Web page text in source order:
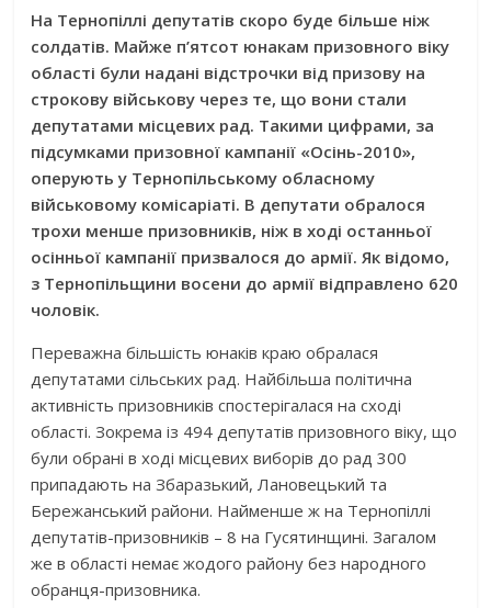
На Тернопіллі депутатів скоро буде більше ніж
солдатів. Майже п’ятсот юнакам призовного віку
області були надані відстрочки від призову на
строкову військову через те, що вони стали
депутатами місцевих рад. Такими цифрами, за
підсумками призовної кампанії «Осінь-2010»,
оперують у Тернопільському обласному
військовому комісаріаті. В депутати обралося
трохи менше призовників, ніж в ході останньої
осінньої кампанії призвалося до армії. Як відомо,
з Тернопільщини восени до армії відправлено 620
чоловік.
Переважна більшість юнаків краю обралася
депутатами сільських рад. Найбільша політична
активність призовників спостерігалася на сході
області. Зокрема із 494 депутатів призовного віку, що
були обрані в ході місцевих виборів до рад 300
припадають на Збаразький, Лановецький та
Бережанський райони. Найменше ж на Тернопіллі
депутатів-призовників – 8 на Гусятинщині. Загалом
же в області немає жодого району без народного
обранця-призовника.